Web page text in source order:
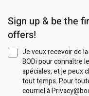
Sign up & be the
offers!